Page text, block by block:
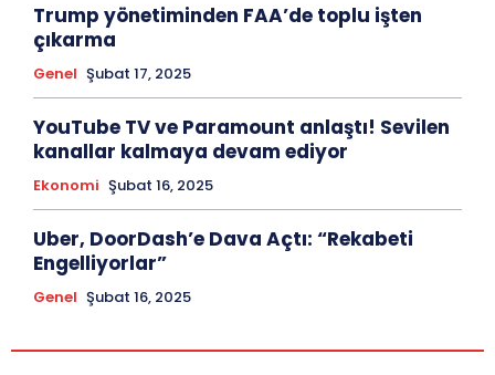
Trump yönetiminden FAA’de toplu işten
çıkarma
Genel Şubat 17, 2025
YouTube TV ve Paramount anlaştı! Sevilen
kanallar kalmaya devam ediyor
Ekonomi Şubat 16, 2025
Uber, DoorDash’e Dava Açtı: “Rekabeti
Engelliyorlar”
Genel Şubat 16, 2025